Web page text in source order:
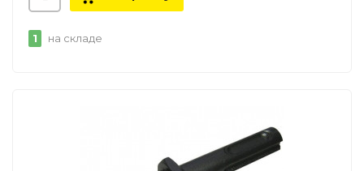
1 на складе